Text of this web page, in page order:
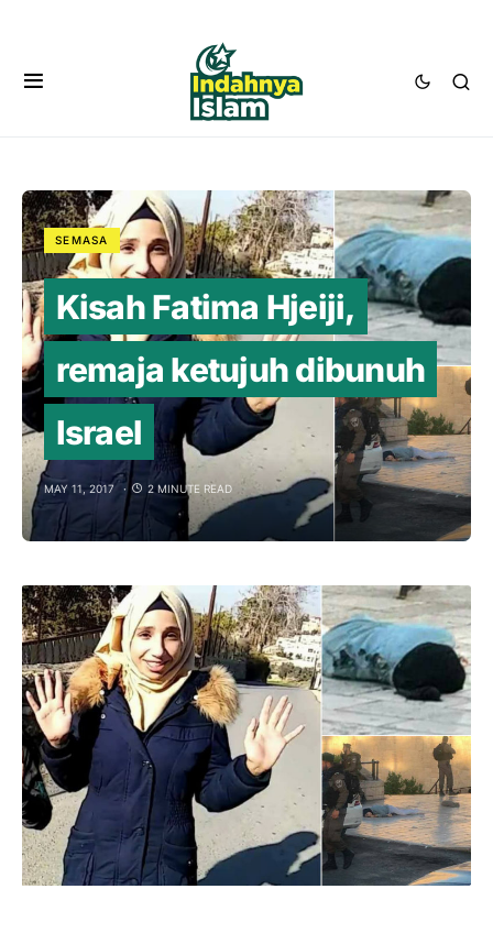
SEMASA
Kisah Fatima Hjeiji,
remaja ketujuh dibunuh
Israel
MAY 11, 2017 2 MINUTE READ